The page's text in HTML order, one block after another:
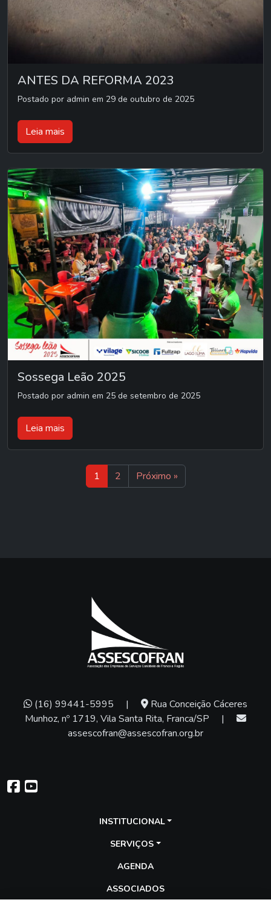
ANTES DA REFORMA 2023
Postado por admin em 29 de outubro de 2025
Leia mais
Sossega Leão 2025
Postado por admin em 25 de setembro de 2025
Leia mais
1 2 Próximo »
(16) 99441-5995 |
Rua Conceição Cáceres
Munhoz, nº 1719, Vila Santa Rita, Franca/SP
|
assescofran@assescofran.org.br
INSTITUCIONAL
SERVIÇOS
AGENDA
ASSOCIADOS